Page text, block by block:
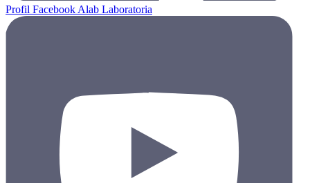
Profil Facebook Alab Laboratoria